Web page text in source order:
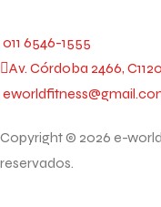
011 6546-1555
Av. Córdoba 2466,
Copyright © 2026 e-
reservados.